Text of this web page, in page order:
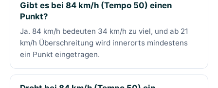
Gibt es bei 84 km/h (Tempo 50) einen
Punkt?
Ja. 84 km/h bedeuten 34 km/h zu viel, und ab 21
km/h Überschreitung wird innerorts mindestens
ein Punkt eingetragen.